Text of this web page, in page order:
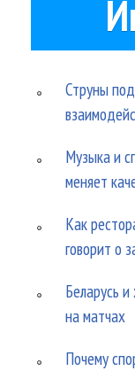
Струны
Музыка и
меняет
Как
говорит о
Беларусь
на матчах
Почему